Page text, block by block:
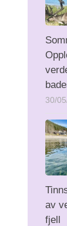
30/
av
fjell